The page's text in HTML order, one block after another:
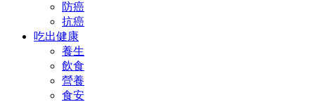
防癌
抗癌
吃出健康
養生
飲食
營養
食安